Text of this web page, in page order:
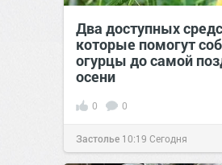
Два доступных
которые помогут
огурцы до самой
осени
0 0
Застолье 10:19 Сегодня